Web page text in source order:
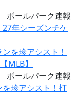
ボールパーク速報
27年シーズンチケ
ボールパーク速報
を珍アシスト！打